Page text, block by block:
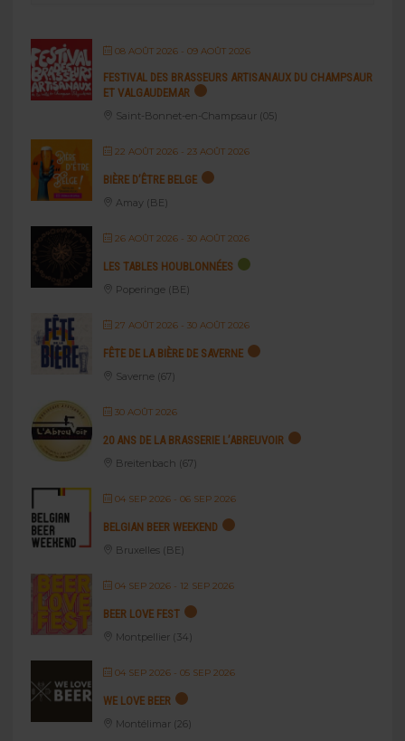
08 AOÛT 2026- 09 AOÛT 2026
FESTIVAL DES BRASSEURS ARTISANAUX DU CHAMPSAUR
ET VALGAUDEMAR
Saint-Bonnet-en-Champsaur (05)
22 AOÛT 2026- 23 AOÛT 2026
BIÈRE D’ÊTRE BELGE
Amay (BE)
26 AOÛT 2026- 30 AOÛT 2026
LES TABLES HOUBLONNÉES
Poperinge (BE)
27 AOÛT 2026- 30 AOÛT 2026
FÊTE DE LA BIÈRE DE SAVERNE
Saverne (67)
30 AOÛT 2026
20 ANS DE LA BRASSERIE L’ABREUVOIR
Breitenbach (67)
04 SEP 2026- 06 SEP 2026
BELGIAN BEER WEEKEND
Bruxelles (BE)
04 SEP 2026- 12 SEP 2026
BEER LOVE FEST
Montpellier (34)
04 SEP 2026- 05 SEP 2026
WE LOVE BEER
Montélimar (26)